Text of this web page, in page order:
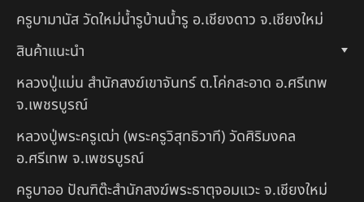
ครูบามานัส วัดใหม่น้ำรูบ้านน้ำรู อ.เชียงดาว จ.เชียงใหม่
สินค้าแนะนำ
หลวงปู่แม่น สำนักสงฆ์เขาจันทร์ ต.โค่กสะอาด อ.ศรีเทพ
จ.เพชรบูรณ์
หลวงปู่พระครูเฒ่า (พระครูวิสุทธิวาที) วัดศิริมงคล
อ.ศรีเทพ จ.เพชรบูรณ์
ครูบาออ ปัณฑิต๊ะสำนักสงฆ์พระธาตุจอมแวะ จ.เชียงใหม่